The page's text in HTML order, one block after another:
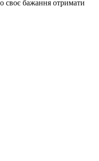
своє бажання отримати